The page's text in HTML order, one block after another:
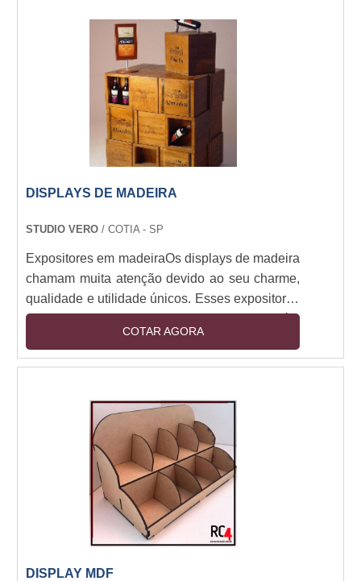
vantagem no uso de displays para balcão é que
ele é prático e fácil de serem transportados. É
um tipo de produto que oferece leveza, ....
DISPLAYS DE MADEIRA
STUDIO VERO / COTIA - SP
Expositores em madeiraOs displays de madeira
chamam muita atenção devido ao seu charme,
qualidade e utilidade únicos. Esses expositores
são produzidos neste tipo de material também
podem ser fabricados em diversos formatos,
dimensões e recursos construtivos, gerando
do produtoPor esse motivo, os displays em
madeira podem ser produzidos, também, de
forma personalizada e customizada. São peças
COTAR AGORA
DISPLAY MDF